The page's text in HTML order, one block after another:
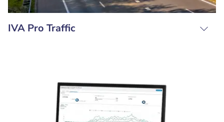
IVA Pro Traffic